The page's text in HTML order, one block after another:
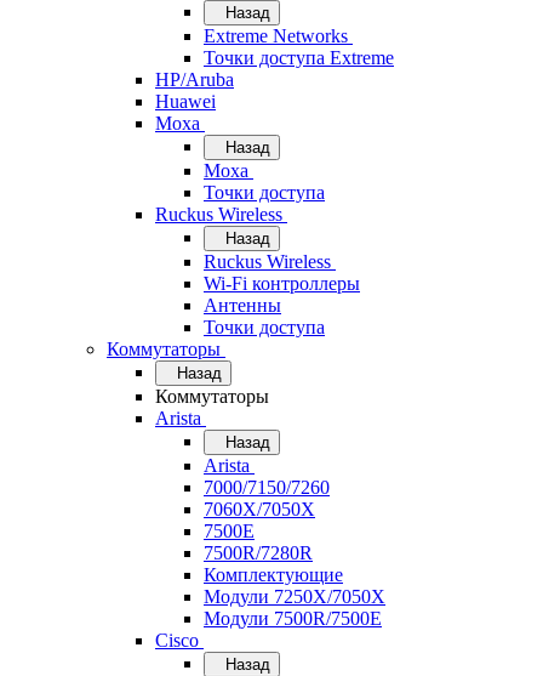
Назад
Extreme Networks
Точки доступа Extreme
HP/Aruba
Huawei
Moxa
Назад
Moxa
Точки доступа
Ruckus Wireless
Назад
Ruckus Wireless
Wi-Fi контроллеры
Антенны
Точки доступа
Коммутаторы
Назад
Коммутаторы
Arista
Назад
Arista
7000/7150/7260
7060X/7050X
7500E
7500R/7280R
Комплектующие
Модули 7250X/7050X
Модули 7500R/7500E
Cisco
Назад